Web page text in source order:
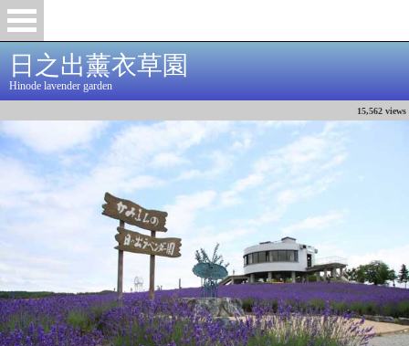
日之出薰衣草園
Hinode lavender garden
15,562 views